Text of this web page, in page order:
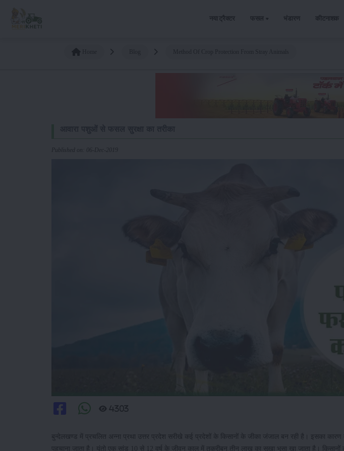
नया ट्रैक्टर फसल भंडारण कीटनाशक
Published on: 06-Dec-2019
4303
बुन्देलखण्ड में प्रचलित अन्ना प्रथा उत्तर प्रदेश सरीखे कई प्रदेशों के किसानों के जीका जंजाल बन रही है। इसका
पहचाना जाता है। यूंतो एक सांड 10 से 12 वर्ष के जीवन काल में तकरीबन तीन लाख का सूखा भूसा खा जाता है।